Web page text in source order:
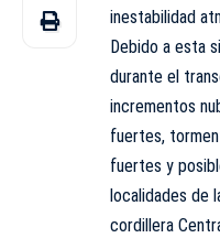
inestabilidad
Debido a esta
durante el
incrementos
fuertes,
fuertes y
localidades de
cordillera